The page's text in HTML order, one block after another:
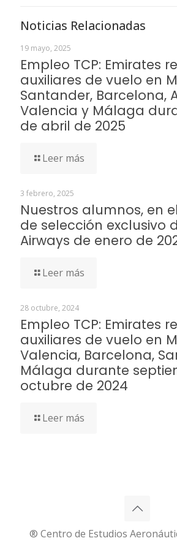
Noticias Relacionadas
19 mayo, 2025
Empleo TCP: Emirates
auxiliares de vuelo en
Santander, Barcelona,
Valencia y Málaga
de abril de 2025
Leer más
3 febrero, 2025
Nuestros alumnos, en
de selección exclusivo
Airways de enero de
Leer más
28 octubre, 2024
Empleo TCP: Emirates
auxiliares de vuelo en
Valencia, Barcelona,
Málaga durante
octubre de 2024
Leer más
® Centro de Estudios